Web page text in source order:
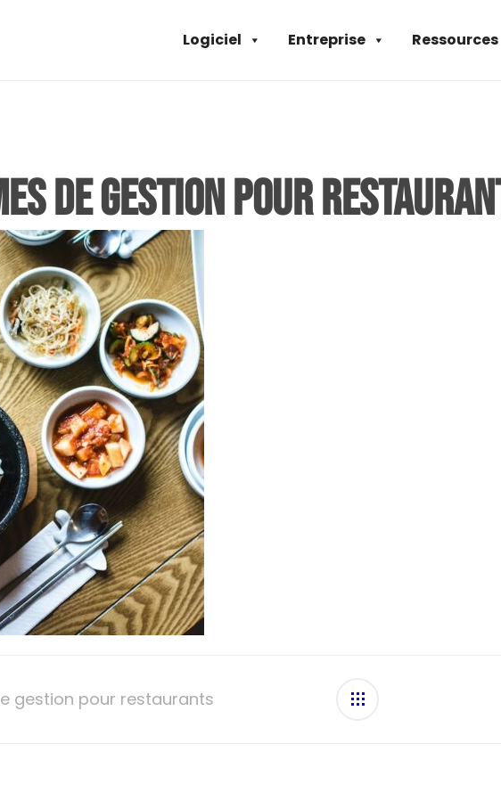
Ressources
Entreprise
Logiciel
de gestion pour
gestion pour restaurants